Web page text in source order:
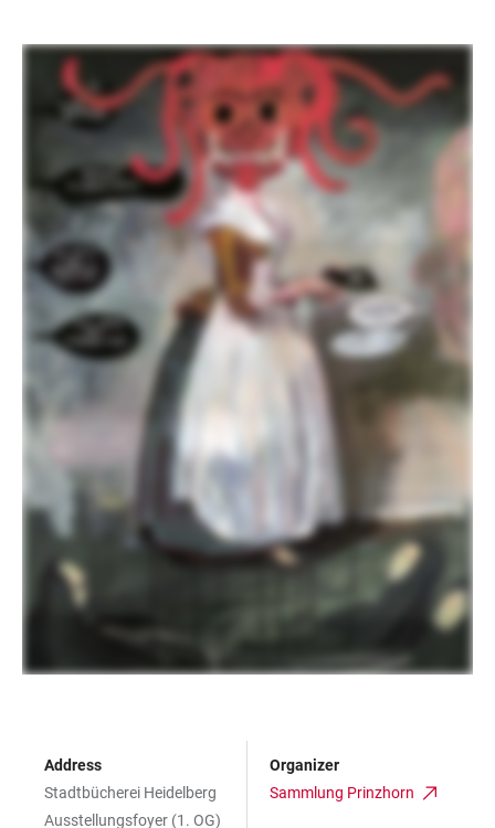
Address
Stadtbücherei Heidelberg
Ausstellungsfoyer (1. OG)
Organizer
Sammlung Prinzhorn